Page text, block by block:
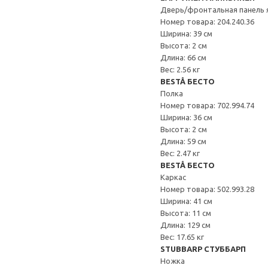
Дверь/фронтальная панель
Номер товара: 204.240.36
Ширина: 39 см
Высота: 2 см
Длина: 66 см
Вес: 2.56 кг
BESTÅ БЕСТО
Полка
Номер товара: 702.994.74
Ширина: 36 см
Высота: 2 см
Длина: 59 см
Вес: 2.47 кг
BESTÅ БЕСТО
Каркас
Номер товара: 502.993.28
Ширина: 41 см
Высота: 11 см
Длина: 129 см
Вес: 17.65 кг
STUBBARP СТУББАРП
Ножка